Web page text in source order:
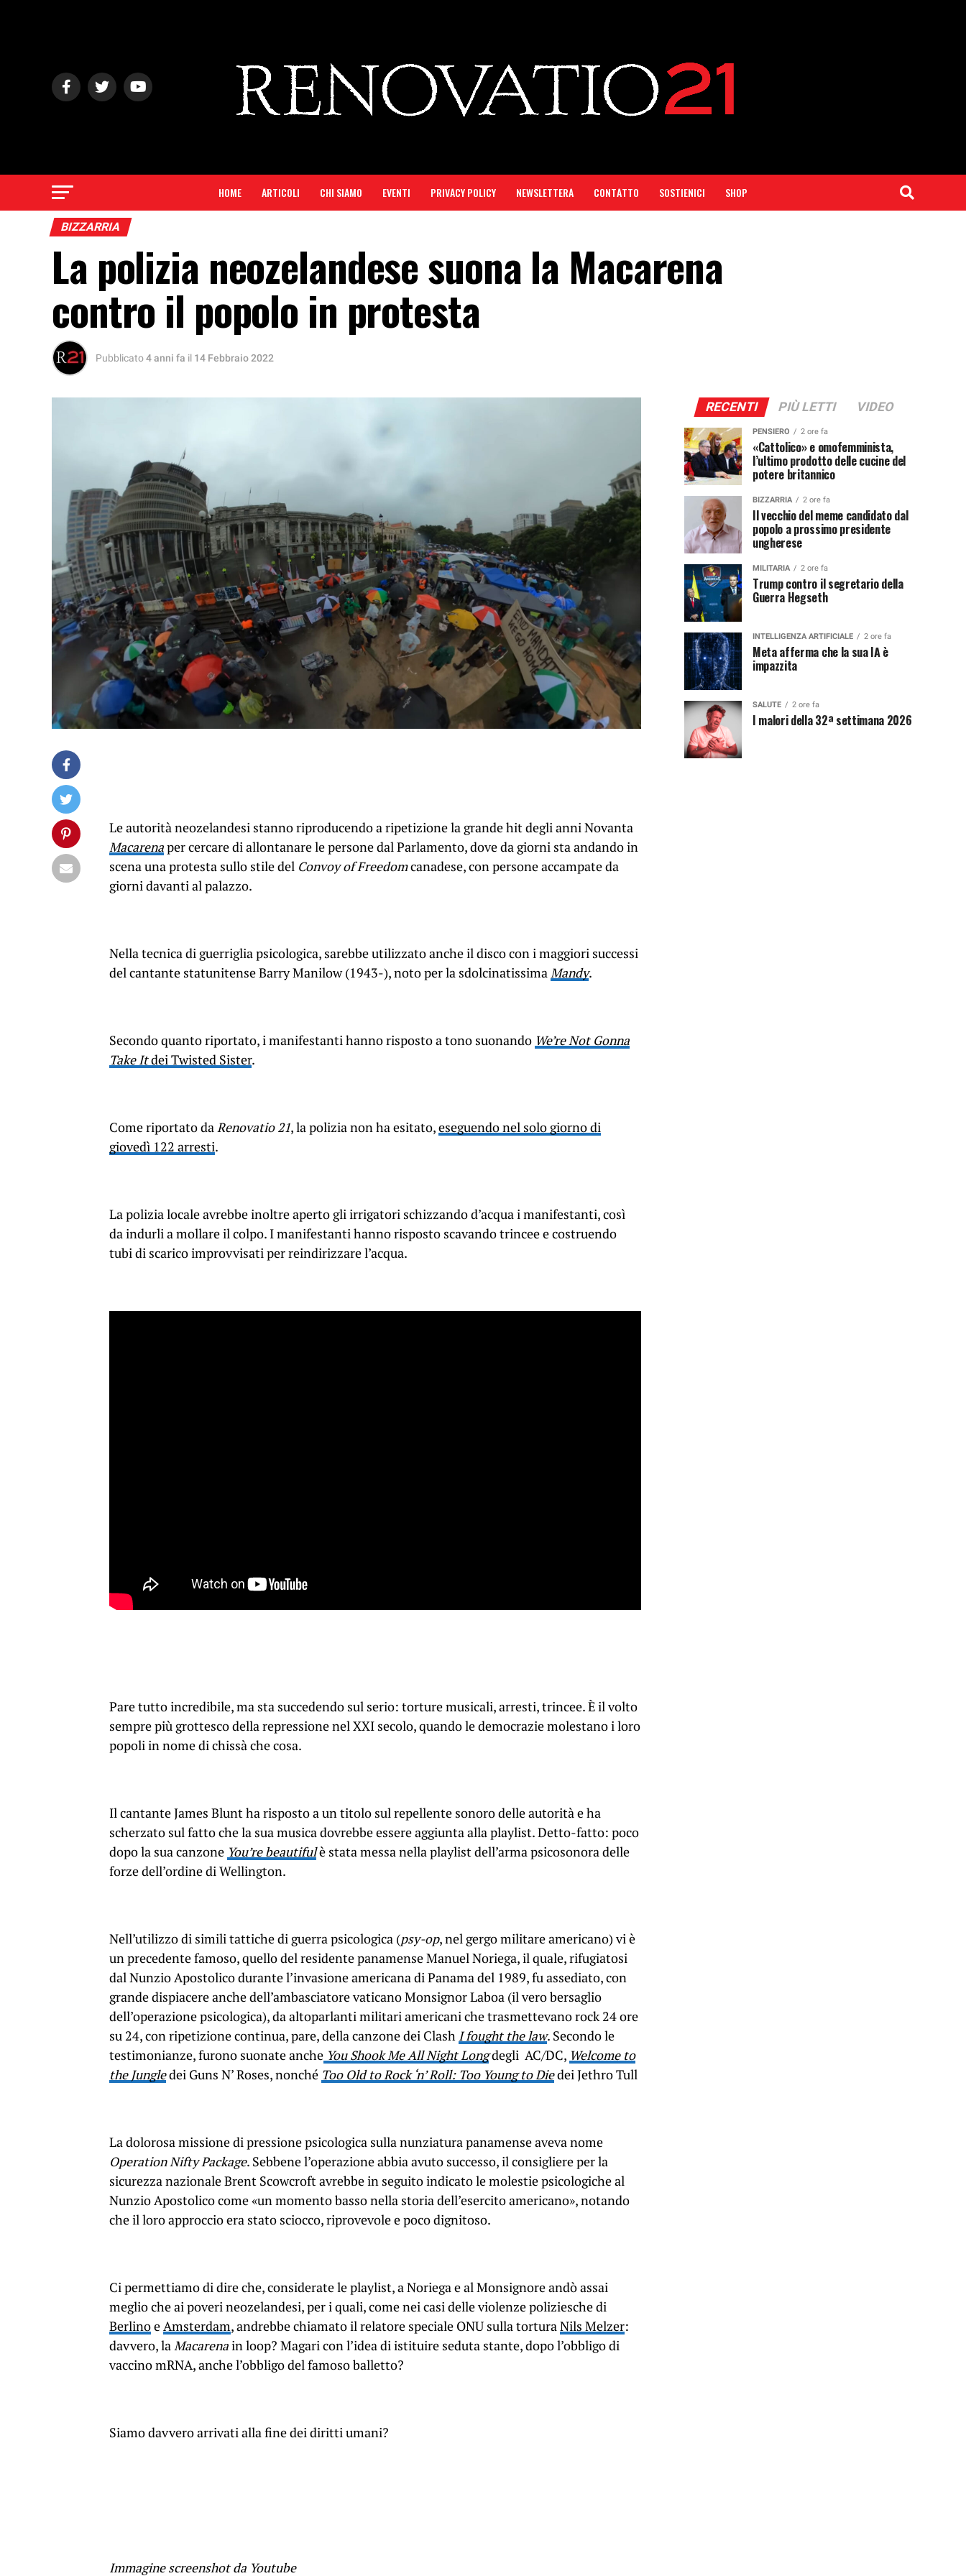
HOME ARTICOLI CHI SIAMO EVENTI PRIVACY POLICY NEWSLETTERA CONTATTO SOSTIENICI SHOP
BIZZARRIA
La polizia neozelandese suona la Macarena
contro il popolo in protesta
Pubblicato4 anni fa il 14 Febbraio 2022
Le autorità neozelandesi stanno riproducendo a ripetizione la grande hit degli anni Novanta
Macarenaper cercare di allontanare le persone dal Parlamento, dove da giorni sta andando in
scena una protesta sullo stile del Convoy of Freedomcanadese, con persone accampate da
giorni davanti al palazzo.
Nella tecnica di guerriglia psicologica, sarebbe utilizzato anche il disco con i maggiori successi
del cantante statunitense Barry Manilow (1943-), noto per la sdolcinatissimaMandy.
Secondo quanto riportato, i manifestanti hanno risposto a tono suonando We’re Not Gonna
Take Itdei Twisted Sister.
Come riportato daRenovatio 21, la polizia non ha esitato,eseguendo nel solo giorno di
giovedì 122 arresti.
La polizia locale avrebbe inoltre aperto gli irrigatori schizzando d’acqua i manifestanti, così
da indurli a mollare il colpo. I manifestanti hanno risposto scavando trincee e costruendo
tubi di scarico improvvisati per reindirizzare l’acqua.
Pare tutto incredibile, ma sta succedendo sul serio: torture musicali, arresti, trincee. È il volto
sempre più grottesco della repressione nel XXI secolo, quando le democrazie molestano i loro
popoli in nome di chissà che cosa.
Il cantante James Blunt ha risposto a un titolo sul repellente sonoro delle autorità e ha
scherzato sul fatto che la sua musica dovrebbe essere aggiunta alla playlist. Detto-fatto: poco
dopo la sua canzone You’re beautifulè stata messa nella playlist dell’arma psicosonora delle
forze dell’ordine di Wellington.
Nell’utilizzo di simili tattiche di guerra psicologica (psy-op, nel gergo militare americano) vi è
un precedente famoso, quello del residente panamense Manuel Noriega, il quale, rifugiatosi
dal Nunzio Apostolico durante l’invasione americana di Panama del 1989, fu assediato, con
grande dispiacere anche dell’ambasciatore vaticano Monsignor Laboa (il vero bersaglio
dell’operazione psicologica), da altoparlanti militari americani che trasmettevano rock 24 ore
su 24, con ripetizione continua, pare, della canzone dei Clash I fought the law. Secondo le
testimonianze, furono suonate anche You Shook Me All Night Longdegli AC/DC, Welcome to
the Jungledei Guns N’ Roses, nonché Too Old to Rock ‘n’ Roll: Too Young to Diedei Jethro Tull
La dolorosa missione di pressione psicologica sulla nunziatura panamense aveva nome
Operation Nifty Package. Sebbene l’operazione abbia avuto successo, il consigliere per la
sicurezza nazionale Brent Scowcroft avrebbe in seguito indicato le molestie psicologiche al
Nunzio Apostolico come «un momento basso nella storia dell’esercito americano», notando
che il loro approccio era stato sciocco, riprovevole e poco dignitoso.
Ci permettiamo di dire che, considerate le playlist, a Noriega e al Monsignore andò assai
meglio che ai poveri neozelandesi, per i quali, come nei casi delle violenze poliziesche di
BerlinoeAmsterdam, andrebbe chiamato il relatore speciale ONU sulla torturaNils Melzer:
davvero, laMacarenain loop? Magari con l’idea di istituire seduta stante, dopo l’obbligo di
vaccino mRNA, anche l’obbligo del famoso balletto?
Siamo davvero arrivati alla fine dei diritti umani?
Immagine screenshot da Youtube
RECENTI PIÙ LETTI VIDEO
PENSIERO 2 ore fa
«Cattolico» e omofemminista,
l’ultimo prodotto delle cucine del
potere britannico
BIZZARRIA 2 ore fa
Il vecchio del meme candidato dal
popolo a prossimo presidente
ungherese
MILITARIA 2 ore fa
Trump contro il segretario della
Guerra Hegseth
INTELLIGENZA ARTIFICIALE 2 ore fa
Meta afferma che la sua IA è
impazzita
SALUTE 2 ore fa
I malori della 32ª settimana 2026